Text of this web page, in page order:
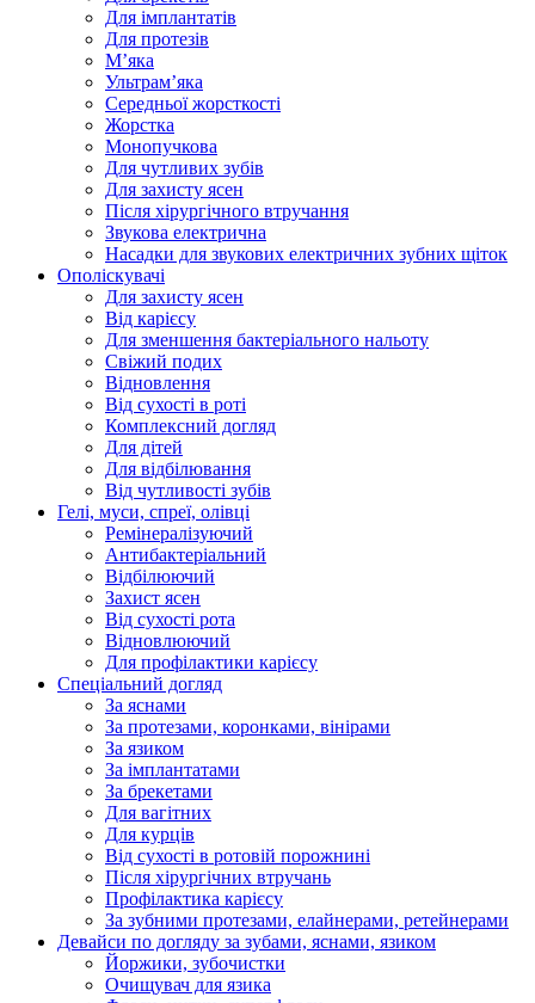
Для імплантатів
Для протезів
Мʼяка
Ультрамʼяка
Середньої жорсткості
Жорстка
Монопучкова
Для чутливих зубів
Для захисту ясен
Після хірургічного втручання
Звукова електрична
Насадки для звукових електричних зубних щіток
Ополіскувачі
Для захисту ясен
Від карієсу
Для зменшення бактеріального нальоту
Свіжий подих
Відновлення
Від сухості в роті
Комплексний догляд
Для дітей
Для відбілювання
Від чутливості зубів
Гелі, муси, спреї, олівці
Ремінералізуючий
Антибактеріальний
Відбілюючий
Захист ясен
Від сухості рота
Відновлюючий
Для профілактики карієсу
Спеціальний догляд
За яснами
За протезами, коронками, вінірами
За язиком
За імплантатами
За брекетами
Для вагітних
Для курців
Від сухості в ротовій порожнині
Після хірургічних втручань
Профілактика карієсу
За зубними протезами, елайнерами, ретейнерами
Девайси по догляду за зубами, яснами, язиком
Йоржики, зубочистки
Очищувач для язика